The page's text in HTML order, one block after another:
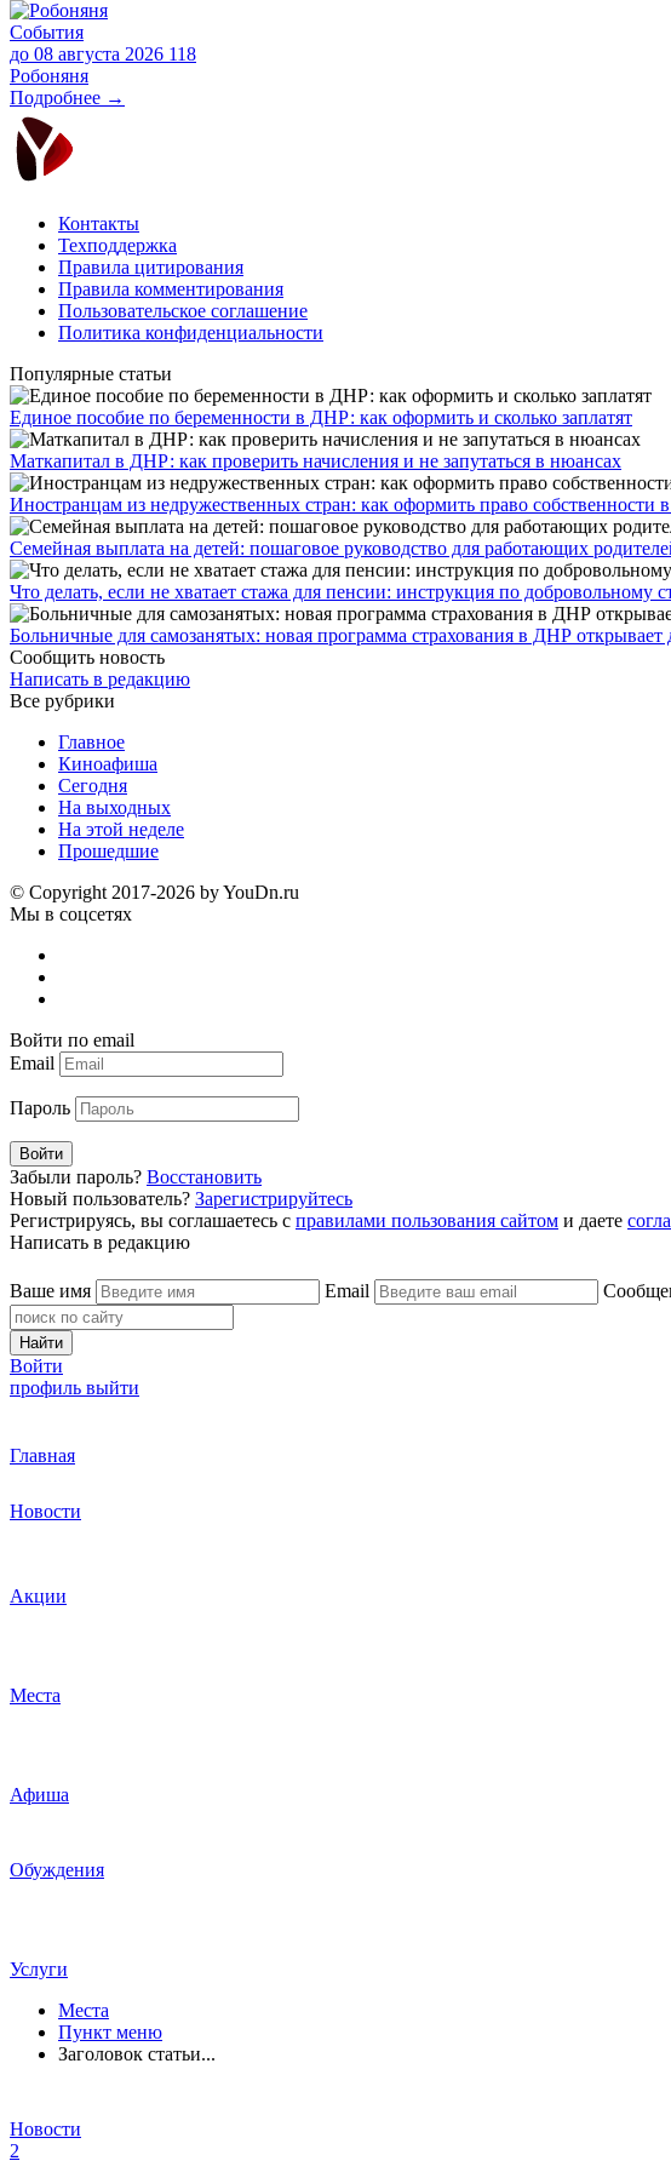
События
до 08 августа 2026 118
Робоняня
Подробнее →
Контакты
Техподдержка
Правила цитирования
Правила комментирования
Пользовательское соглашение
Политика конфиденциальности
Популярные статьи
Единое пособие по беременности в ДНР: как оформить и сколько заплатят
​Маткапитал в ДНР: как проверить начисления и не запутаться в нюансах
Иностранцам из недружественных стран: как оформить право собственности
Семейная выплата на детей: пошаговое руководство для работающих
Что делать, если не хватает стажа для пенсии: инструкция по добровольному
Больничные для самозанятых: новая программа страхования в ДНР открывает
Сообщить новость
Написать в редакцию
Все рубрики
Главное
Киноафиша
Сегодня
На выходных
На этой неделе
Прошедшие
© Copyright 2017-2026 by YouDn.ru
Мы в соцсетях
Войти по email
Email
Пароль
Войти
Забыли пароль? Восстановить
Новый пользователь? Зарегистрируйтесь
Регистрируясь, вы соглашаетесь с правилами пользования сайтом и даете
Написать в редакцию
Ваше имя Email
Найти
Войти
профиль выйти
Главная
Новости
Акции
Места
Афиша
Обуждения
Услуги
Места
Пункт меню
Заголовок статьи...
Новости
2